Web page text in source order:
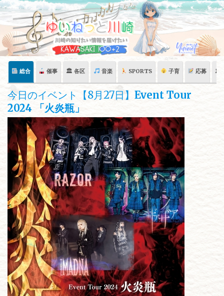
Skip
content
総合 催事 🏛 各区 音楽 SPORTS 子育 応募 🏛
今日のイベント【8月27日】 Event Tour
2024 「火炎瓶」